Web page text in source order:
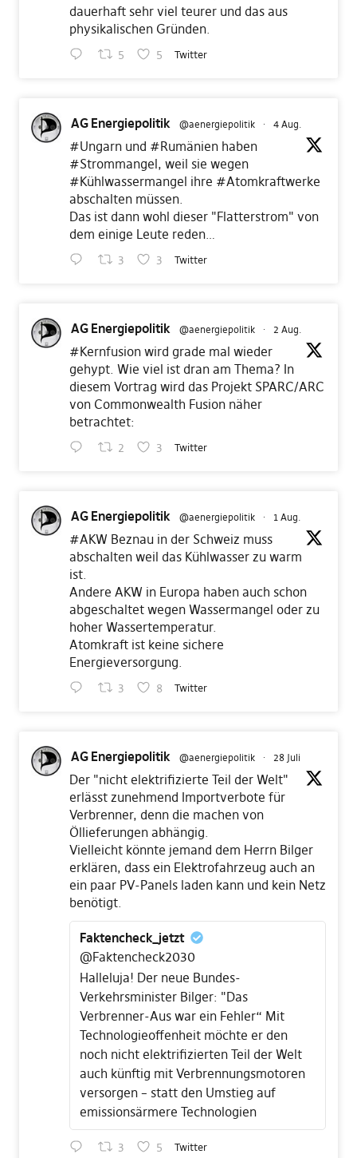
dauerhaft sehr viel teurer und das aus
physikalischen Gründen.
5 5 Twitter
AG Energiepolitik @aenergiepolitik · 4 Aug.
#Ungarnund #Rumänienhaben
#Strommangel, weil sie wegen
#Kühlwassermangel ihre #Atomkraftwerke
abschalten müssen.
Das ist dann wohl dieser "Flatterstrom" von
dem einige Leute reden…
3 3 Twitter
AG Energiepolitik @aenergiepolitik · 2 Aug.
#Kernfusionwird grade mal wieder
gehypt. Wie viel ist dran am Thema? In
diesem Vortrag wird das Projekt SPARC/ARC
von Commonwealth Fusion näher
betrachtet:
2 3 Twitter
AG Energiepolitik @aenergiepolitik · 1 Aug.
#AKW Beznau in der Schweiz muss
abschalten weil das Kühlwasser zu warm
ist.
Andere AKW in Europa haben auch schon
abgeschaltet wegen Wassermangel oder zu
hoher Wassertemperatur.
Atomkraft ist keine sichere
Energieversorgung.
3 8 Twitter
AG Energiepolitik @aenergiepolitik · 28 Juli
Der "nicht elektrifizierte Teil der Welt"
erlässt zunehmend Importverbote für
Verbrenner, denn die machen von
Öllieferungen abhängig.
Vielleicht könnte jemand dem Herrn Bilger
erklären, dass ein Elektrofahrzeug auch an
ein paar PV-Panels laden kann und kein Netz
benötigt.
Faktencheck_jetzt
@Faktencheck2030
Halleluja! Der neue Bundes-
Verkehrsminister Bilger: "Das
Verbrenner-Aus war ein Fehler“ Mit
Technologieoffenheit möchte er den
noch nicht elektrifizierten Teil der Welt
auch künftig mit Verbrennungsmotoren
versorgen – statt den Umstieg auf
emissionsärmere Technologien
3 5 Twitter